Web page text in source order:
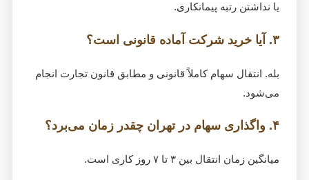
یا نداشتن رتبه پیمانکاری.
۳. آیا خرید شرکت آماده قانونی است؟
بله. انتقال سهام کاملاً قانونی و مطابق قانون تجارت انجام
می‌شود.
۴. واگذاری سهام در تهران چقدر زمان می‌برد؟
میانگین زمان انتقال بین ۳ تا ۷ روز کاری است.